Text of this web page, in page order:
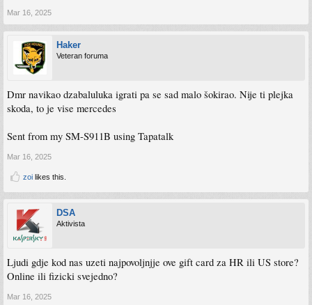
Mar 16, 2025
Haker
Veteran foruma
Dmr navikao dzabaluluka igrati pa se sad malo šokirao. Nije ti plejka
skoda, to je vise mercedes
Sent from my SM-S911B using Tapatalk
Mar 16, 2025
zoi likes this.
DSA
Aktivista
Ljudi gdje kod nas uzeti najpovoljnjje ove gift card za HR ili US store?
Online ili fizicki svejedno?
Mar 16, 2025